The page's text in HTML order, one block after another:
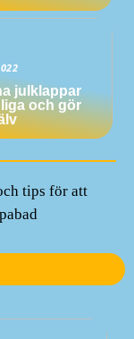
julklappar
och gör
tips för att